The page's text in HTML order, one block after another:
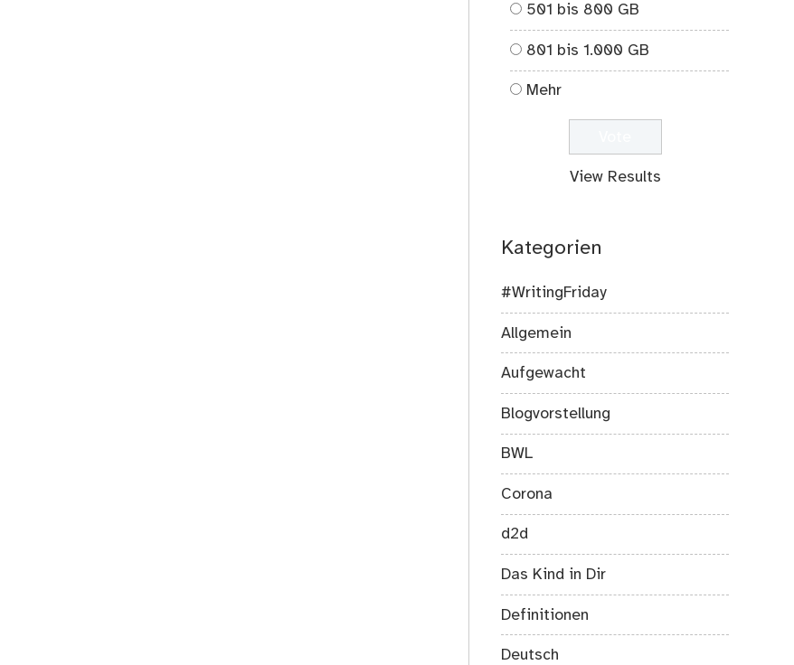
501 bis 800 GB
801 bis 1.000 GB
Mehr
View Results
Kategorien
#WritingFriday
Allgemein
Aufgewacht
Blogvorstellung
BWL
Corona
d2d
Das Kind in Dir
Definitionen
Deutsch